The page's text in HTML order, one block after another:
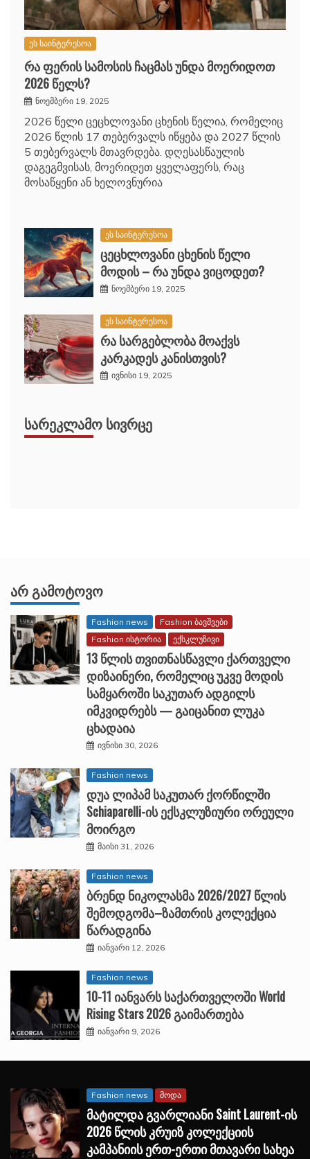
ეს საინტერესოა
რა ფერის სამოსის ჩაცმას უნდა მოერიდოთ
2026 წელს?
ნოემბერი 19, 2025
2026 წელი ცეცხლოვანი ცხენის წელია, რომელიც
2026 წლის 17 თებერვალს იწყება და 2027 წლის
5 თებერვალს მთავრდება. დღესასწაულის
დაგეგმვისას, მოერიდეთ ყველაფერს, რაც
მოსაწყენი ან ხელოვნურია
ეს საინტერესოა
ცეცხლოვანი ცხენის წელი
მოდის – რა უნდა ვიცოდეთ?
ნოემბერი 19, 2025
ეს საინტერესოა
რა სარგებლობა მოაქვს
კარკადეს კანისთვის?
ივნისი 19, 2025
ᲡᲐᲠᲔᲙᲚᲐᲛᲝ ᲡᲘᲕᲠᲪᲔ
ᲐᲠ ᲒᲐᲛᲝᲢᲝᲕᲝ
Fashion news
Fashion ბავშვები
Fashion ისტორია
ექსკლუზივი
13 წლის თვითნასწავლი ქართველი
დიზაინერი, რომელიც უკვე მოდის
სამყაროში საკუთარ ადგილს
იმკვიდრებს — გაიცანით ლუკა
ცხადაია
ივნისი 30, 2026
Fashion news
დუა ლიპამ საკუთარ ქორწილში
Schiaparelli-ის ექსკლუზიური ორეული
მოირგო
მაისი 31, 2026
Fashion news
ბრენდ ნიკოლასმა 2026/2027 წლის
შემოდგომა–ზამთრის კოლექცია
წარადგინა
იანვარი 12, 2026
Fashion news
10-11 იანვარს საქართველოში World
Rising Stars 2026 გაიმართება
იანვარი 9, 2026
Fashion news მოდა
მატილდა გვარლიანი Saint Laurent-ის
2026 წლის კრუიზ კოლექციის
კამპანიის ერთ-ერთი მთავარი სახეა